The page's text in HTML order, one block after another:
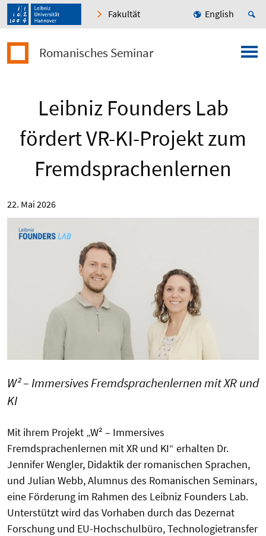
Fakultät English
Romanisches Seminar
Leibniz Founders Lab
fördert VR-KI-Projekt zum
Fremdsprachenlernen
22. Mai 2026
W² – Immersives Fremdsprachenlernen mit XR und
KI
Mit ihrem Projekt „W² – Immersives
Fremdsprachenlernen mit XR und KI“ erhalten Dr.
Jennifer Wengler, Didaktik der romanischen Sprachen,
und Julian Webb, Alumnus des Romanischen Seminars,
eine Förderung im Rahmen des Leibniz Founders Lab.
Unterstützt wird das Vorhaben durch das Dezernat
Forschung und EU-Hochschulbüro, Technologietransfer